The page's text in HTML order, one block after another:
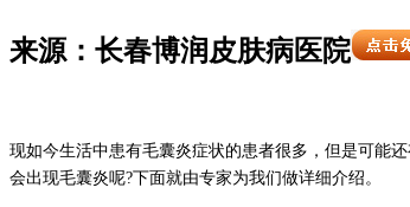
来源：长春博润皮肤病医院
现如今生活中患有毛囊炎症状的患者很多，但是可能
会出现毛囊炎呢?下面就由专家为我们做详细介绍。